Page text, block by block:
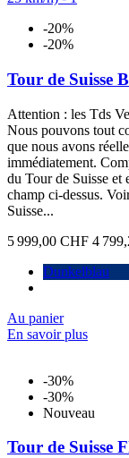
-20%
-20%
Tour de Suisse
Attention : les Tds
Nous pouvons tout
que nous avons
immédiatement.
du Tour de Suisse
champ ci-dessus.
Suisse...
5 999,00 CHF 4
Dunkelblau
Au panier
En savoir plus
-30%
-30%
Nouveau
Tour de Suisse